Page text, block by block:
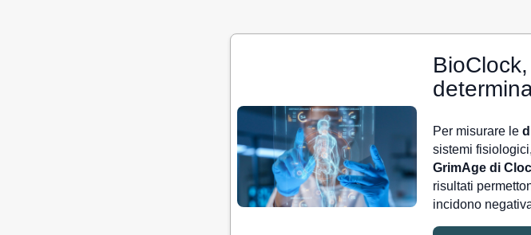
Per misurare le
sistemi fisiologici,
GrimAge di
risultati
incidono